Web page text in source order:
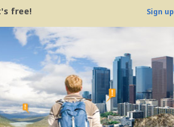
free! Sign up